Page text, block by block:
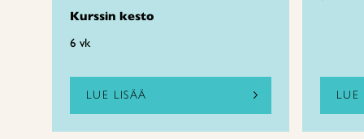
Kurssin kesto
6 vk
LUE LISÄÄ LUE